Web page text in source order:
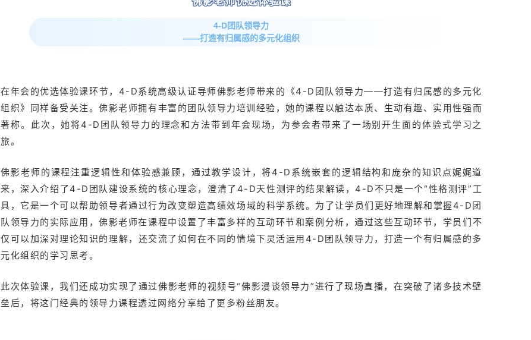
4-D团队领导力
——打造有归属感的多元化组织
在年会的优选体验课环节，4-D系统高级认证导师佛影老师带来的《4-D团队领导力——打造有归属感的多元化
组织》同样备受关注。佛影老师拥有丰富的团队领导力培训经验，她的课程以触达本质、生动有趣、实用性强而
著称。此次，她将4-D团队领导力的理念和方法带到年会现场，为参会者带来了一场别开生面的体验式学习之
旅。
佛影老师的课程注重逻辑性和体验感兼顾，通过教学设计，将4-D系统嵌套的逻辑结构和庞杂的知识点娓娓道
来，深入介绍了4-D团队建设系统的核心理念，澄清了4-D天性测评的结果解读，4-D不只是一个“性格测评”工
具，它是一个可以帮助领导者通过行为改变塑造高绩效场域的科学系统。为了让学员们更好地理解和掌握4-D团
队领导力的实际应用，佛影老师在课程中设置了丰富多样的互动环节和案例分析，通过这些互动环节，学员们不
仅可以加深对理论知识的理解，还交流了如何在不同的情境下灵活运用4-D团队领导力，打造一个有归属感的多
元化组织的学习思考。
此次体验课，我们还成功实现了通过佛影老师的视频号“佛影漫谈领导力”进行了现场直播，在突破了诸多技术壁
垒后，将这门经典的领导力课程透过网络分享给了更多粉丝朋友。